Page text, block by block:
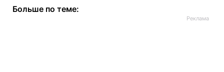
Больше по теме: